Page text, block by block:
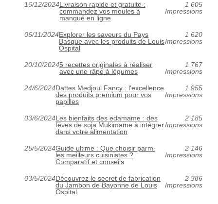
16/12/2024Livraison rapide et gratuite :
commandez vos moules à
manqué en ligne
1 605
Impressions
06/11/2024Explorer les saveurs du Pays
Basque avec les produits de Louis
Ospital
1 620
Impressions
20/10/20245 recettes originales à réaliser
avec une râpe à légumes
1 767
Impressions
24/6/2024Dattes Medjoul Fancy : l'excellence
des produits premium pour vos
papilles
1 955
Impressions
03/6/2024Les bienfaits des edamame : des
fèves de soja Mukimame à intégrer
dans votre alimentation
2 185
Impressions
25/5/2024Guide ultime : Que choisir parmi
les meilleurs cuisinistes ?
Comparatif et conseils
2 146
Impressions
03/5/2024Découvrez le secret de fabrication
du Jambon de Bayonne de Louis
Ospital
2 386
Impressions